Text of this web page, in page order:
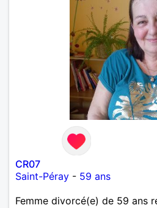
CR07
Saint-Péray - 59 ans
Femme divorcé(e) de 59 ans